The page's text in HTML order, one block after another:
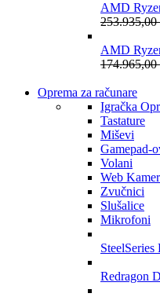
AMD
253.935,00
AMD
174.965,00
Oprema za računare
Igračka
Tastature
Miševi
Gamepad-
Volani
Web
Zvučnici
Slušalice
Mikrofoni
Redragon